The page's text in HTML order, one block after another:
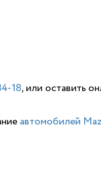
18, или оставить
автомобилей